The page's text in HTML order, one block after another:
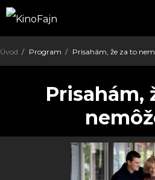
Úvod Program Prisahám, že za to
Prisahám,